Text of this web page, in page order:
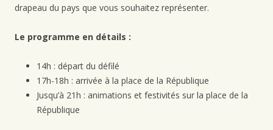
drapeau du pays que vous souhaitez représenter.
Le programme en détails :
14h : départ du défilé
17h-18h : arrivée à la place de la République
Jusqu’à 21h : animations et festivités sur la place de la
République